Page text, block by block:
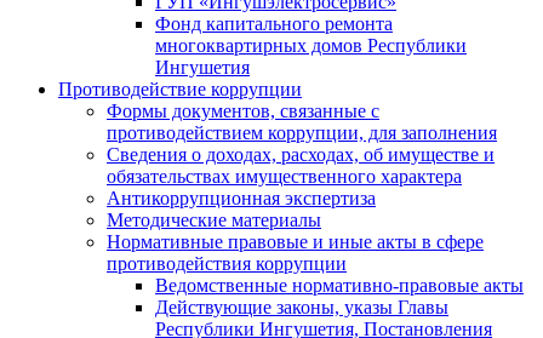
Фонд капитального ремонта
многоквартирных домов Республики
Ингушетия
Противодействие коррупции
Формы документов, связанные с
противодействием коррупции, для заполнения
Сведения о доходах, расходах, об имуществе и
обязательствах имущественного характера
Антикоррупционная экспертиза
Методические материалы
Нормативные правовые и иные акты в сфере
противодействия коррупции
Ведомственные нормативно-правовые акты
Действующие законы, указы Главы
Республики Ингушетия, Постановления